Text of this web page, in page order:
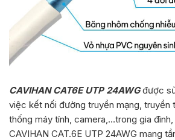
CAVIHAN CAT6E UTP 24AWGđược
việc kết nối đường truyền mạng, truyền
thống máy tính, camera,…trong gia
CAVIHAN CAT.6E UTP 24AWG mang